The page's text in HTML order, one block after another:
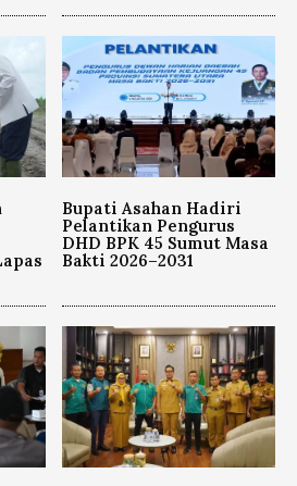
Bupati Asahan Hadiri
Pelantikan Pengurus
DHD BPK 45 Sumut Masa
Bakti 2026–2031